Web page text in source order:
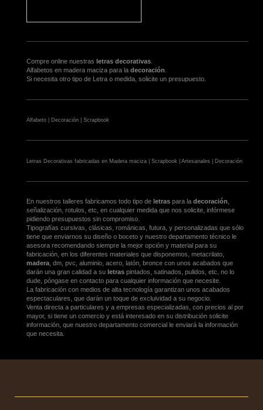
Compre online nuestras letras decorativas
Alfabetos en madera maciza para la decoración
Si necesita otro tipo de Letra o medida, solicite un presupuesto.
Alfabeto | Decoración | Scrapbook
Letras Decorativas fabricadas en Madera maciza | Scrapbook | Artesanales | Decoración
En nuestros talleres fabricamos todo tipo de letras para la decoración
señalización, rotulos, etc, en cualquier medida que nos solicite, infórmese
pidiendo presupuestos sin compromiso.
Tipografías cursivas, clásicas, románicas, futura, y personalizadas que sólo
tiene que enviarnos su diseño o boceto y nuestro departamento técnico le
asesora recomendando siempre la mejor opción y material para su
fabricación, en los diferentes materiales que disponemos, metacrilato,
madera , dm, pvc, aluminio, acero, latón, bronce con unos acabados que
darán una gran calidad a su letras pintados, satinados, pulidos, etc, no lo
dude, póngase en contacto para cualquier información que necesite.
La fabricación con medios de alta tecnología garantizan unos acabados
espectaculares, que darán un toque de excluividad a su negocio.
Venta directa a particulares y a empresas especializadas, con precios al por
mayor, si tiene un comercio y está interesado en su distribución solicite
información, que nuestro departamento comercial le enviará la información
que necesita.